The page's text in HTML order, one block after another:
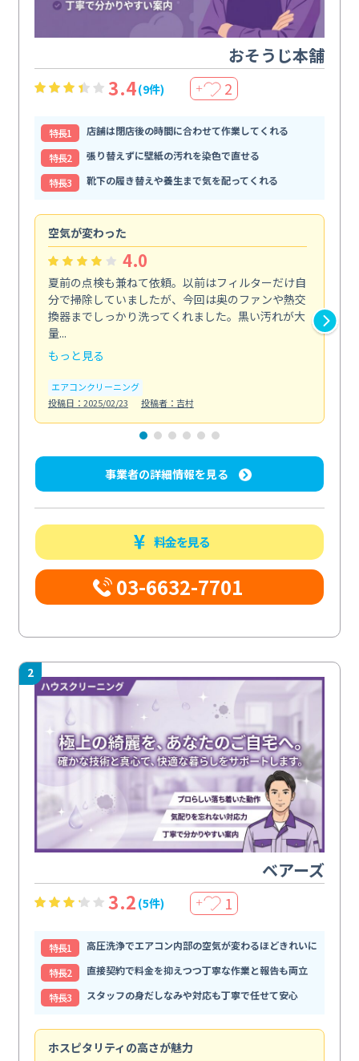
おそうじ本舗
3.4(9件) ＋ 2
特⻑1
店舗は閉店後の時間に合わせて作業してくれる
特⻑2
張り替えずに壁紙の汚れを染色で直せる
特⻑3
靴下の履き替えや養生まで気を配ってくれる
空気が変わった
4.0
夏前の点検も兼ねて依頼。以前はフィルターだけ自
分で掃除していましたが、今回は奥のファンや熱交
換器までしっかり洗ってくれました。黒い汚れが大
量...
もっと見る
エアコンクリーニング
投稿日：2025/02/23
投稿者：吉村
事業者の詳細情報を見る
料金を見る
03-6632-7701
2
ベアーズ
3.2 (5件) ＋ 1
特⻑1
高圧洗浄でエアコン内部の空気が変わるほどきれいに
特⻑2
直接契約で料金を抑えつつ丁寧な作業と報告も両立
特⻑3
スタッフの身だしなみや対応も丁寧で任せて安心
ホスピタリティの高さが魅力